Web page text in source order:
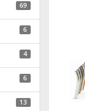
69
6
4
6
13